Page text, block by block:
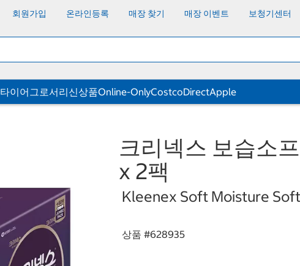
회원가입 온라인등록 매장 찾기 매장 이벤트 보청기센터
타이어그로서리신상품Online-OnlyCostcoDirectApple
크리넥스 보습소
x 2팩
Kleenex Soft Moisture
상품 #628935